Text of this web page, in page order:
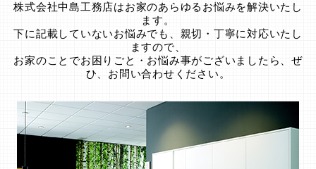
株式会社中島工務店はお家のあらゆるお悩みを解決いたし
ます。
下に記載していないお悩みでも、親切・丁寧に対応いたし
ますので、
お家のことでお困りごと・お悩み事がございましたら、ぜ
ひ、お問い合わせください。